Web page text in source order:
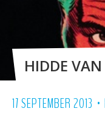
HIDDE VAN
17 SEPTEMBER 2013 •